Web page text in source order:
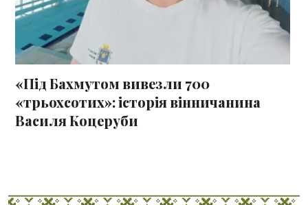
«Під Бахмутом вивезли 700
«трьохсотих»: історія вінничанина
Василя Коцеруби